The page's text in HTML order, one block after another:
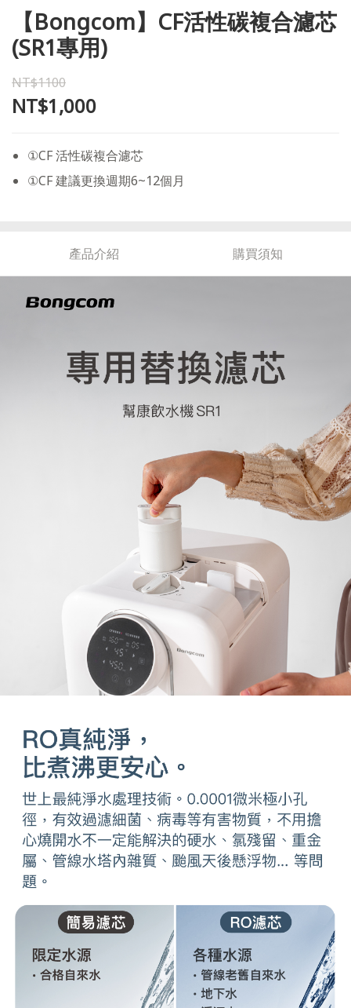
【Bongcom】CF活性碳複合濾芯
(SR1專用)
NT$1100
NT$1,000
①CF 活性碳複合濾芯
①CF 建議更換週期6~12個月
產品介紹 購買須知